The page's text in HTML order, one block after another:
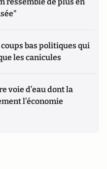
bas politiques qui
les canicules
voie d’eau dont la
l’économie